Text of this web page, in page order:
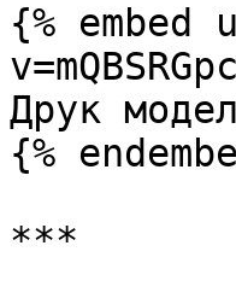
{%
Друк
{%
***